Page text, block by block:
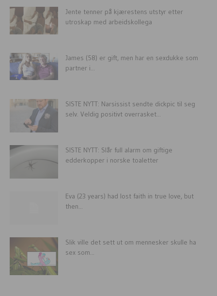
Jente tenner på kjærestens utstyr etter
utroskap med arbeidskollega
James (58) er gift, men har en sexdukke som
partner i...
SISTE NYTT: Narsissist sendte dickpic til seg
selv. Veldig positivt overrasket...
SISTE NYTT: Slår full alarm om giftige
edderkopper i norske toaletter
Eva (23 years) had lost faith in true love, but
then...
Slik ville det sett ut om mennesker skulle ha
sex som...